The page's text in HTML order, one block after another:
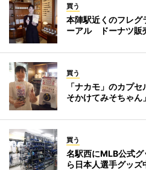
買う
本陣駅近くのフレ
ーアル ドーナツ販
買う
「ナカモ」のカプ
そかけてみそちゃん」
買う
名駅西にMLB公式
ら日本人選手グッズ